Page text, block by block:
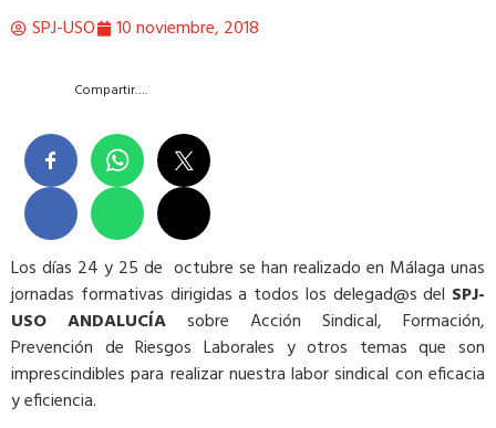
SPJ-USO 10 noviembre, 2018
Compartir….
Los días 24 y 25 de octubre se han realizado en Málaga unas
jornadas formativas dirigidas a todos los delegad@s del SPJ-
USO ANDALUCÍA sobre Acción Sindical, Formación,
Prevención de Riesgos Laborales y otros temas que son
imprescindibles para realizar nuestra labor sindical con eficacia
y eficiencia.